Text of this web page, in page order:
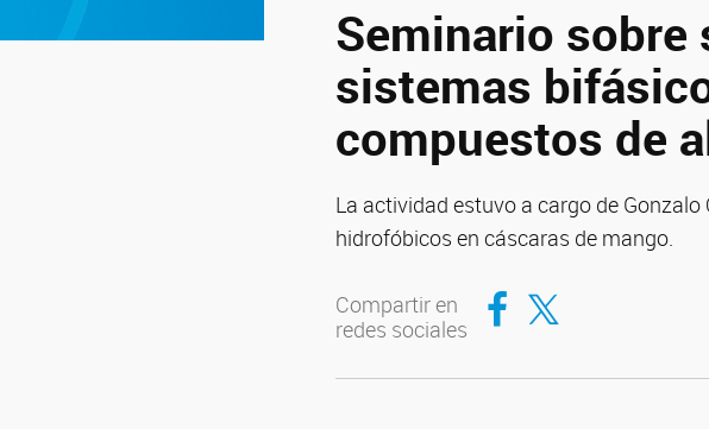
Seminario
sistemas
compuestos de
La actividad estuvo a cargo de
hidrofóbicos en cáscaras de mango.
Compartir en
redes sociales
Compartir en Facebook
Compartir en Twitter